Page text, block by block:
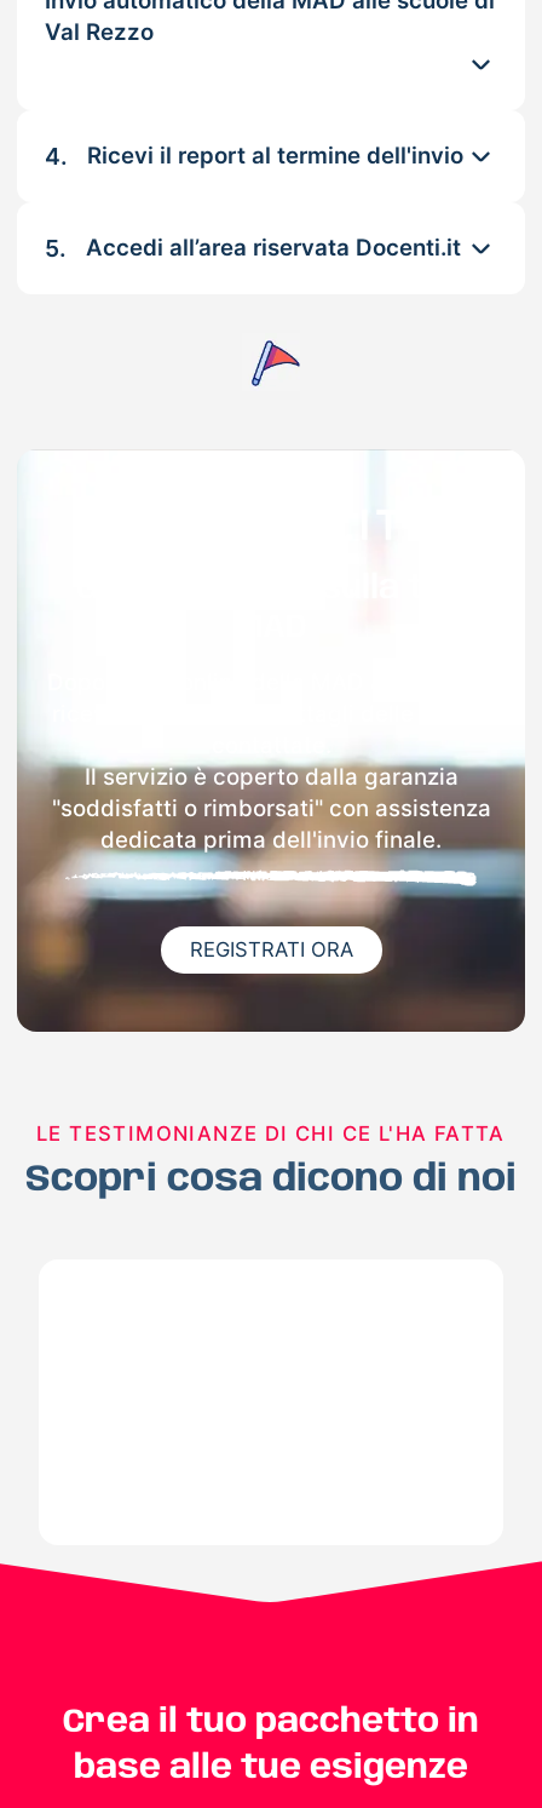
Val Rezzo
4. Ricevi il report al termine dell'invio
5. Accedi all’area riservata Docenti.it
Il servizio è coperto dalla garanzia
"soddisfatti o rimborsati" con assistenza
dedicata prima dell'invio finale.
REGISTRATI ORA
LE TESTIMONIANZE DI CHI CE L'HA FATTA
Scopri cosa dicono di noi
Crea il tuo pacchetto in
base alle tue esigenze